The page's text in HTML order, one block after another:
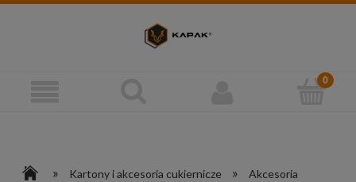
» Kartony i akcesoria cukiernicze »
Akcesoria